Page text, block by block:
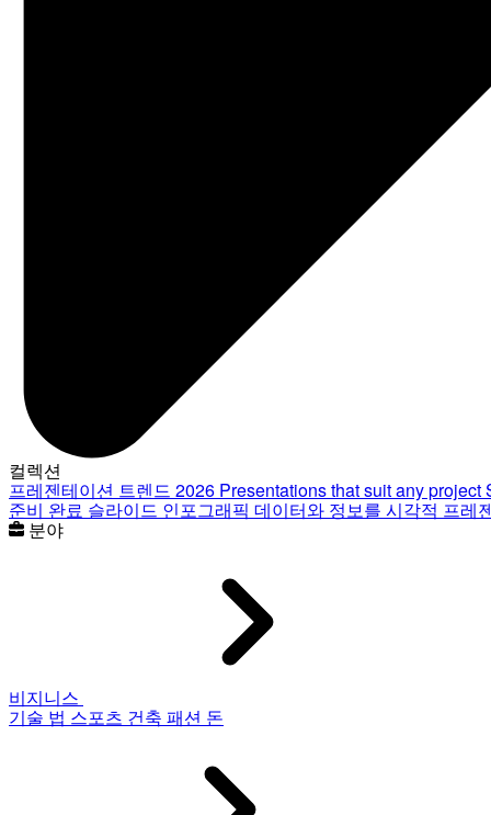
컬렉션
프레젠테이션 트렌드 2026 Presentations that suit any project
준비 완료 슬라이드 인포그래픽 데이터와 정보를 시각적 프레
분야
비지니스
기술 법 스포츠 건축 패션 돈